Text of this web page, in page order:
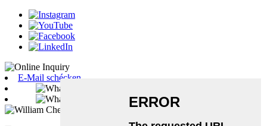
E-Mail schécken
Manya Wen
William Chen